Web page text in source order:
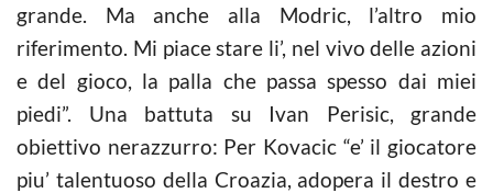
grande. Ma anche alla Modric, l’altro mio
riferimento. Mi piace stare li’, nel vivo delle azioni
e del gioco, la palla che passa spesso dai miei
piedi”. Una battuta su Ivan Perisic, grande
obiettivo nerazzurro: Per Kovacic “e’ il giocatore
piu’ talentuoso della Croazia, adopera il destro e